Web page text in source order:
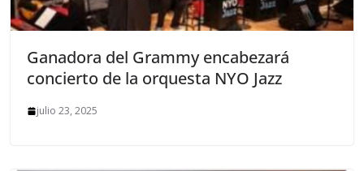
Ganadora del Grammy encabezará
concierto de la orquesta NYO Jazz
julio 23, 2025